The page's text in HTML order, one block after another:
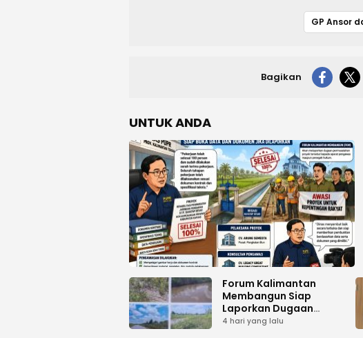
Bagikan
UNTUK ANDA
Forum Kalimantan
Membangun Siap
Laporkan Dugaan
Proyek Bermasalah
4 hari yang lalu